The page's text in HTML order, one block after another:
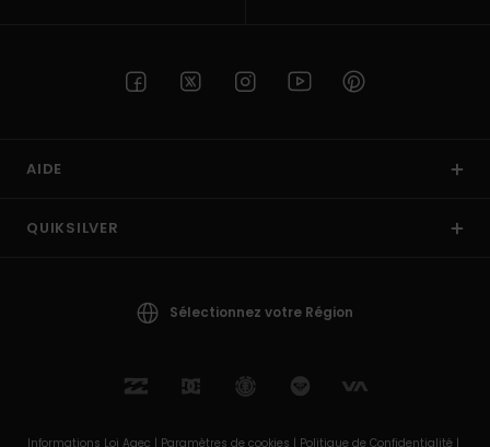
AIDE
QUIKSILVER
Sélectionnez votre Région
Informations Loi Agec | Paramètres de cookies | Politique de Confidentialité |